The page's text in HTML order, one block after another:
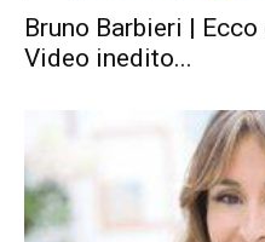
Bruno Barbieri |
Video inedito...